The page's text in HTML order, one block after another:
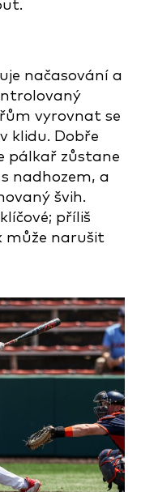
načasování a
vyrovnat se
klidu. Dobře
pálkař zůstane
nadhozem, a
švih.
příliš
může narušit